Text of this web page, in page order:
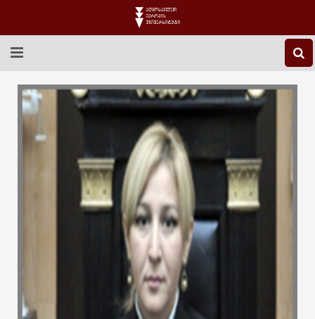
EEU-Ს ᲨᲔᲡᲐᲮᲔᲑ
ᲒᲐᲜᲐᲗᲚᲔᲑᲐ
ᲡᲐᲔᲠᲗᲐᲨᲝᲠᲘᲡᲝ